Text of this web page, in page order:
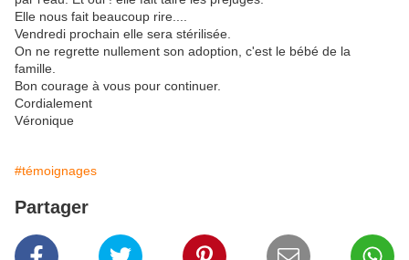
Elle nous fait beaucoup rire....
Vendredi prochain elle sera stérilisée.
On ne regrette nullement son adoption, c'est le bébé de la
famille.
Bon courage à vous pour continuer.
Cordialement
Véronique
#témoignages
Partager